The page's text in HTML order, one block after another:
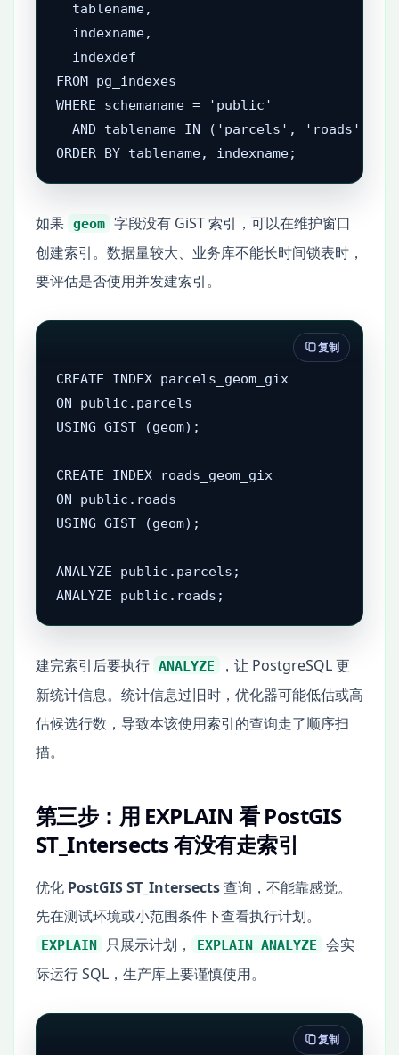
  tablename,
  indexname,
  indexdef
FROM pg_indexes
WHERE schemaname = 'public'
  AND tablename IN ('parcels', 'roads')
ORDER BY tablename, indexname;
如果 geom 字段没有 GiST 索引，可以在维护窗口
创建索引。数据量较大、业务库不能长时间锁表时，
要评估是否使用并发建索引。
CREATE INDEX parcels_geom_gix
ON public.parcels
USING GIST (geom);
CREATE INDEX roads_geom_gix
ON public.roads
USING GIST (geom);
ANALYZE public.parcels;
ANALYZE public.roads;
复制
建完索引后要执行 ANALYZE
，让 PostgreSQL 更
新统计信息。统计信息过旧时，优化器可能低估或高
估候选行数，导致本该使用索引的查询走了顺序扫
描。
第三步：用 EXPLAIN 看 PostGIS
ST_Intersects 有没有走索引
优化 PostGIS ST_Intersects查询，不能靠感觉。
先在测试环境或小范围条件下查看执行计划。
EXPLAIN 只展示计划， EXPLAIN ANALYZE
会实
际运行 SQL，生产库上要谨慎使用。
复制